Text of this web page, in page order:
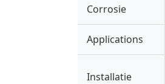
Corrosie
Applications
Installatie